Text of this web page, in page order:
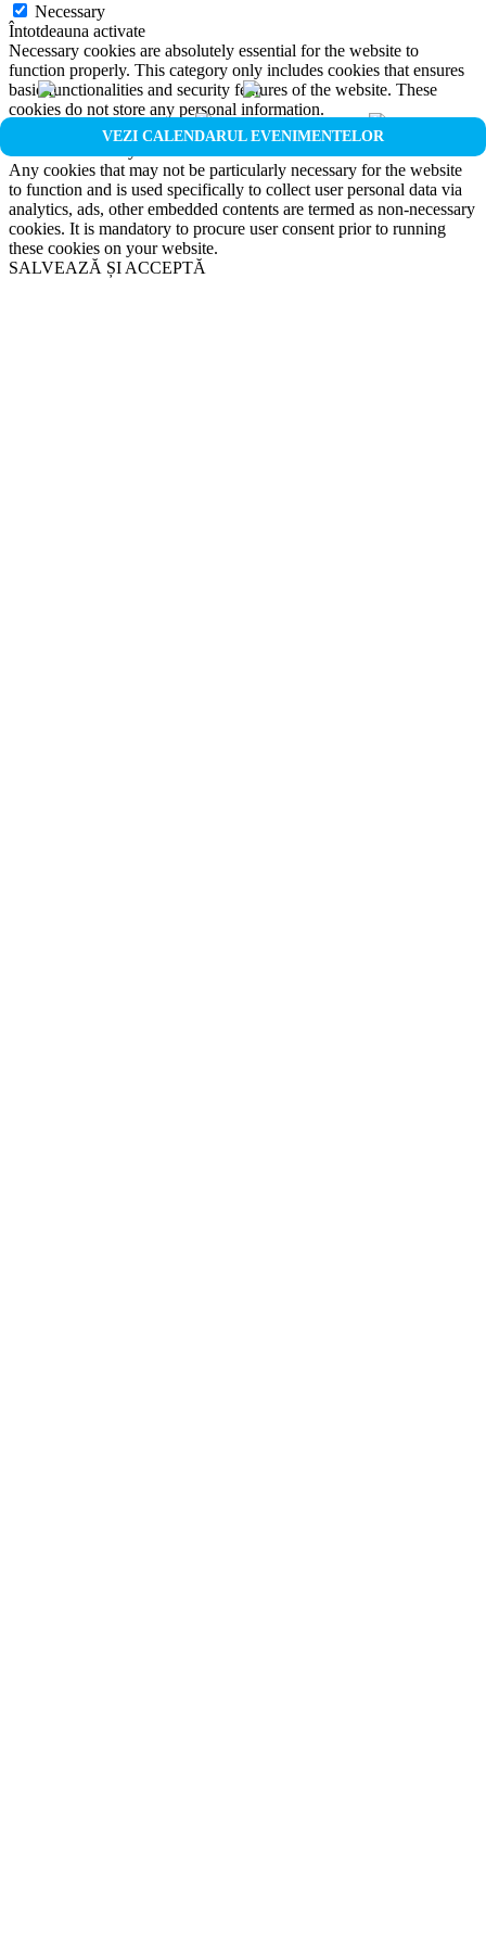
VEZI CALENDARUL EVENIMENTELOR
Necessary
Întotdeauna activate
Necessary cookies are absolutely essential for the website to
function properly. This category only includes cookies that ensures
basic functionalities and security features of the website. These
cookies do not store any personal information.
Non-necessary
Any cookies that may not be particularly necessary for the website
to function and is used specifically to collect user personal data via
analytics, ads, other embedded contents are termed as non-necessary
cookies. It is mandatory to procure user consent prior to running
these cookies on your website.
SALVEAZĂ ȘI ACCEPTĂ